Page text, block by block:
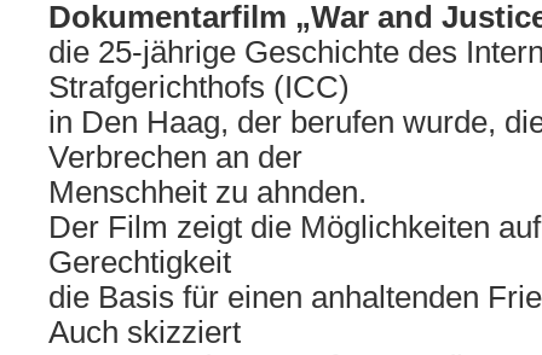
Dokumentarfilm „War and
die 25-jährige Geschichte des
Strafgerichthofs (ICC)
in Den Haag, der berufen wurde,
Verbrechen an der
Menschheit zu ahnden.
Der Film zeigt die Möglichkeiten
Gerechtigkeit
die Basis für einen anhaltenden
Auch skizziert